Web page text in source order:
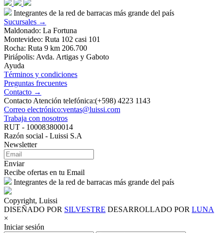
Integrantes de la red de barracas más grande del país
Sucursales →
Maldonado: La Fortuna
Montevideo: Ruta 102 casi 101
Rocha: Ruta 9 km 206.700
Piriápolis: Avda. Artigas y Gaboto
Ayuda
Términos y condiciones
Preguntas frecuentes
Contacto →
Contacto Atención telefónica:(+598) 4223 1143
Correo electrónico:ventas@luissi.com
Trabaja con nosotros
RUT - 100083800014
Razón social - Luissi S.A
Newsletter
Enviar
Recibe ofertas en tu Email
Integrantes de la red de barracas más grande del país
Copyright, Luissi
DISEÑADO POR SILVESTRE DESARROLLADO POR LUNA
×
Iniciar sesión